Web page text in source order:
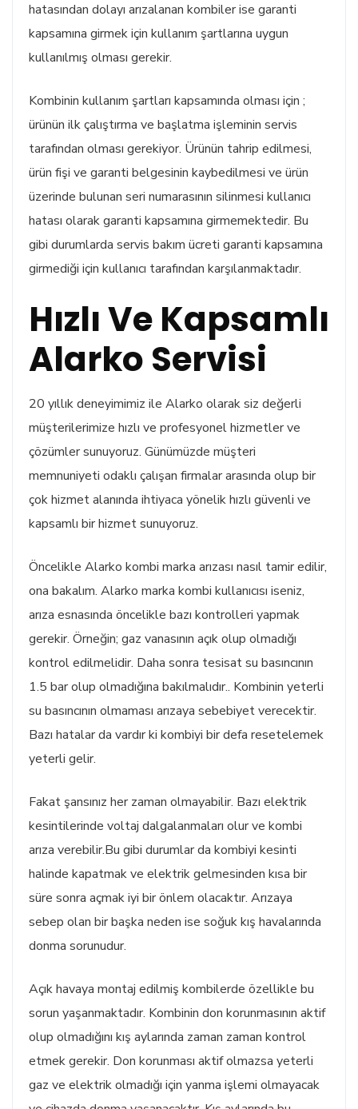
hatasından dolayı arızalanan kombiler ise garanti
kapsamına girmek için kullanım şartlarına uygun
kullanılmış olması gerekir.
Kombinin kullanım şartları kapsamında olması için ;
ürünün ilk çalıştırma ve başlatma işleminin servis
tarafından olması gerekiyor. Ürünün tahrip edilmesi,
ürün fişi ve garanti belgesinin kaybedilmesi ve ürün
üzerinde bulunan seri numarasının silinmesi kullanıcı
hatası olarak garanti kapsamına girmemektedir. Bu
gibi durumlarda servis bakım ücreti garanti kapsamına
girmediği için kullanıcı tarafından karşılanmaktadır.
Hızlı Ve Kapsamlı
Alarko Servisi
20 yıllık deneyimimiz ile Alarko olarak siz değerli
müşterilerimize hızlı ve profesyonel hizmetler ve
çözümler sunuyoruz. Günümüzde müşteri
memnuniyeti odaklı çalışan firmalar arasında olup bir
çok hizmet alanında ihtiyaca yönelik hızlı güvenli ve
kapsamlı bir hizmet sunuyoruz.
Öncelikle Alarko kombi marka arızası nasıl tamir edilir,
ona bakalım. Alarko marka kombi kullanıcısı iseniz,
arıza esnasında öncelikle bazı kontrolleri yapmak
gerekir. Örneğin; gaz vanasının açık olup olmadığı
kontrol edilmelidir. Daha sonra tesisat su basıncının
1.5 bar olup olmadığına bakılmalıdır.. Kombinin yeterli
su basıncının olmaması arızaya sebebiyet verecektir.
Bazı hatalar da vardır ki kombiyi bir defa resetelemek
yeterli gelir.
Fakat şansınız her zaman olmayabilir. Bazı elektrik
kesintilerinde voltaj dalgalanmaları olur ve kombi
arıza verebilir.Bu gibi durumlar da kombiyi kesinti
halinde kapatmak ve elektrik gelmesinden kısa bir
süre sonra açmak iyi bir önlem olacaktır. Arızaya
sebep olan bir başka neden ise soğuk kış havalarında
donma sorunudur.
Açık havaya montaj edilmiş kombilerde özellikle bu
sorun yaşanmaktadır. Kombinin don korunmasının aktif
olup olmadığını kış aylarında zaman zaman kontrol
etmek gerekir. Don korunması aktif olmazsa yeterli
gaz ve elektrik olmadığı için yanma işlemi olmayacak